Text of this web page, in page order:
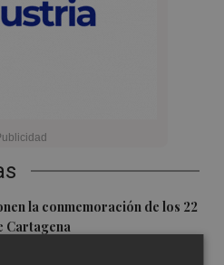
la conmemoración de los 22
Cartagena